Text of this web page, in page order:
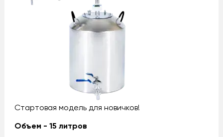
Стартовая модель для новичков!
Объем - 15 литров